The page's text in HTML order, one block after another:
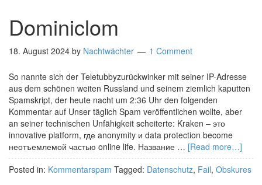
Dominiclom
18. August 2024 by Nachtwächter 1 Comment
So nannte sich der Teletubbyzurückwinker mit seiner IP-Adresse
aus dem schönen weiten Russland und seinem ziemlich kaputten
Spamskript, der heute nacht um 2:36 Uhr den folgenden
Kommentar auf Unser täglich Spam veröffentlichen wollte, aber
an seiner technischen Unfähigkeit scheiterte: Kraken – это
innovative platform, где anonymity и data protection become
неотъемлемой частью online life. Название … [Read more…]
Posted in: Kommentarspam Tagged: Datenschutz, Fail, Obskures